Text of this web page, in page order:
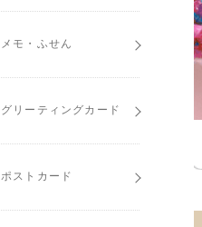
メモ・ふせん
グリーティングカード
ポストカード